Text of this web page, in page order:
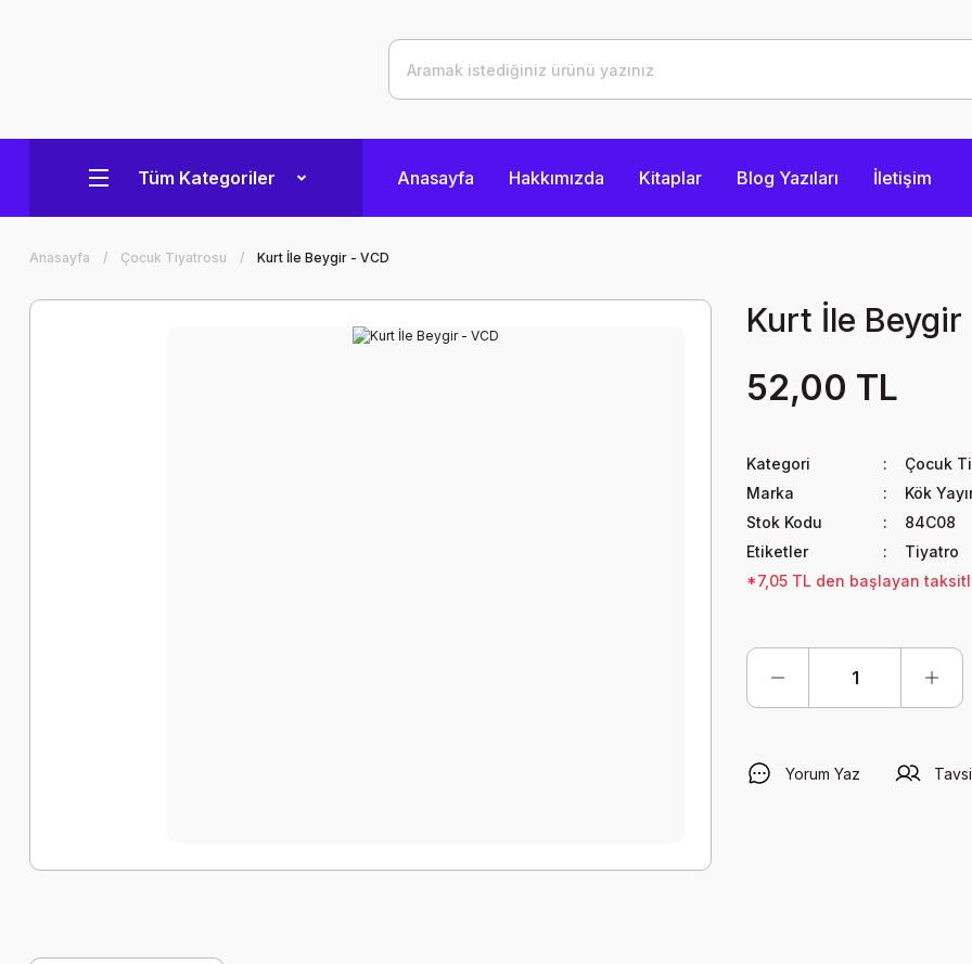
Tüm Kategoriler Anasayfa Hakkımızda Kitaplar Blog Yazıları İletişim
Anasayfa Çocuk Tiyatrosu Kurt İle Beygir - VCD
Kurt İle Beygir
52,00 TL
Kategori Çocuk
Marka
Kök
Stok Kodu
84C08
Etiketler
Tiyatro
*7,05 TL den başlayan
Yorum Yaz